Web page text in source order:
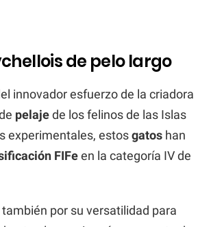
de pelo largo
innovador esfuerzo de la criadora
pelajede los felinos de las Islas
experimentales, estosgatos han
FIFeen la categoría IV de
por su versatilidad para